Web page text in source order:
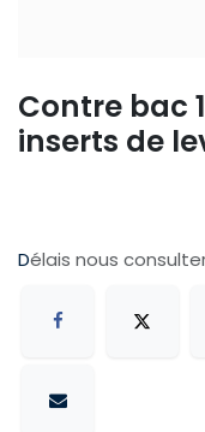
Contre bac
inserts de
Délais nous